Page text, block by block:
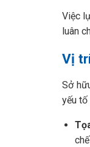
Việc
luân
Vị
Sở
yếu tố